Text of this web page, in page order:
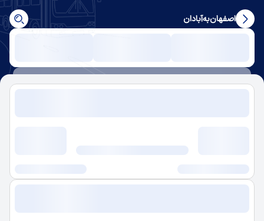
اصفهانبهآبادان